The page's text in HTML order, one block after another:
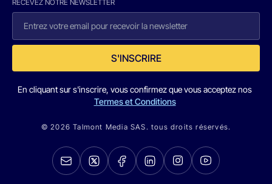
RECEVEZ NOTRE NEWSLETTER
S'INSCRIRE
En cliquant sur s'inscrire, vous confirmez que vous acceptez nos
Termes et Conditions
© 2026 Talmont Media SAS. tous droits réservés.